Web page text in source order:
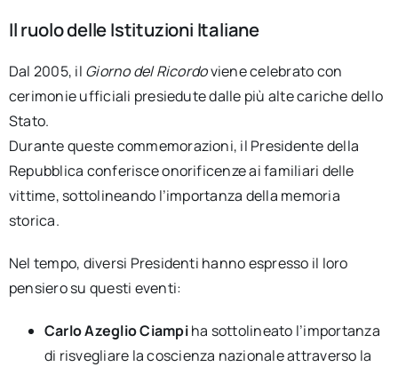
Il ruolo delle Istituzioni Italiane
Dal 2005, il Giorno del Ricordoviene celebrato con
cerimonie ufficiali presiedute dalle più alte cariche dello
Stato.
Durante queste commemorazioni, il Presidente della
Repubblica conferisce onorificenze ai familiari delle
vittime, sottolineando l’importanza della memoria
storica.
Nel tempo, diversi Presidenti hanno espresso il loro
pensiero su questi eventi:
Carlo Azeglio Ciampiha sottolineato l’importanza
di risvegliare la coscienza nazionale attraverso la